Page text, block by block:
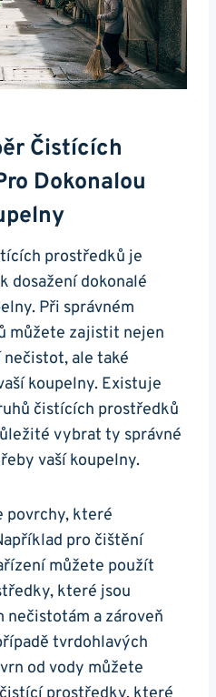
Čistících
Dokonalou
prostředků je
dosažení dokonalé
Při správném
můžete zajistit nejen
ale také
koupelny. Existuje
čistících prostředků
vybrat ty správné
vaší koupelny.
povrchy, které
pro čištění
můžete použít
které jsou
a zároveň
tvrdohlavých
od vody můžete